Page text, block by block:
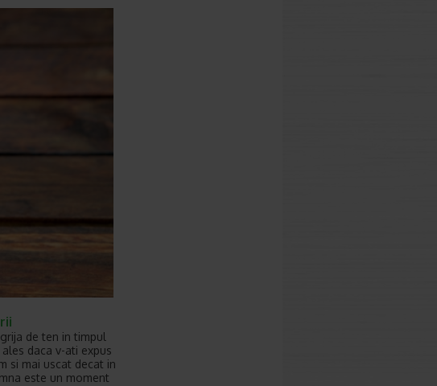
de ten in timpul
daca v-ati expus
si mai uscat decat in
este un moment